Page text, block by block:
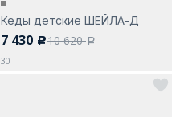
Кеды детские ШЕЙЛА-Д
7 430 c10 620a
30